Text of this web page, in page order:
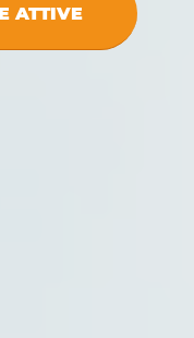
ATTIVE